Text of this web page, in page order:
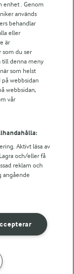
enhet . Genom
används
behandlar
eller
är
som du ser
till denna meny
som helst
på webbsidan
webbsidan,
vår
Aktivt läsa av
och/eller få
reklam och
angående